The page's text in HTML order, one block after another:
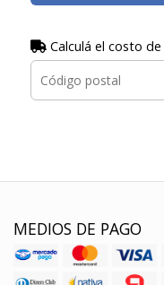
Calculá el costo de
MEDIOS DE PAGO